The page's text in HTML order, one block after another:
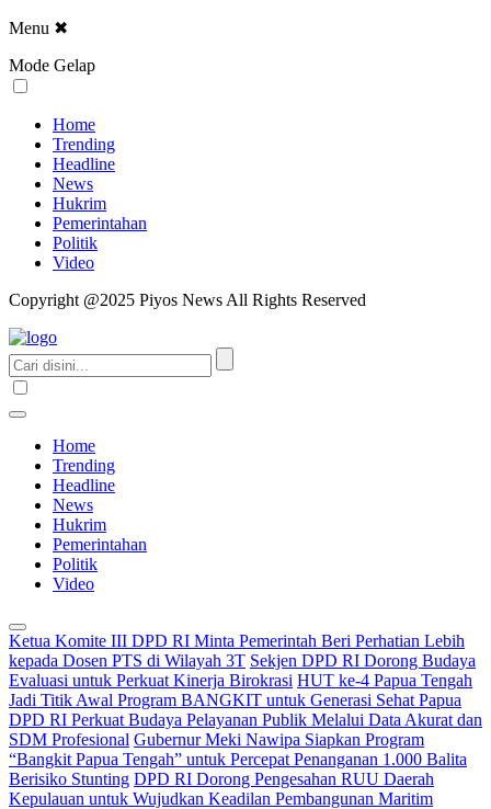
Menu ✖
Mode Gelap
Home
Trending
Headline
News
Hukrim
Pemerintahan
Politik
Video
Copyright @2025 Piyos News All Rights Reserved
Home
Trending
Headline
News
Hukrim
Pemerintahan
Politik
Video
Ketua Komite III DPD RI Minta Pemerintah Beri Perhatian Lebih
kepada Dosen PTS di Wilayah 3T Sekjen DPD RI Dorong Budaya
Evaluasi untuk Perkuat Kinerja Birokrasi HUT ke-4 Papua Tengah
Jadi Titik Awal Program BANGKIT untuk Generasi Sehat Papua
DPD RI Perkuat Budaya Pelayanan Publik Melalui Data Akurat dan
SDM Profesional Gubernur Meki Nawipa Siapkan Program
“Bangkit Papua Tengah” untuk Percepat Penanganan 1.000 Balita
Berisiko Stunting DPD RI Dorong Pengesahan RUU Daerah
Kepulauan untuk Wujudkan Keadilan Pembangunan Maritim